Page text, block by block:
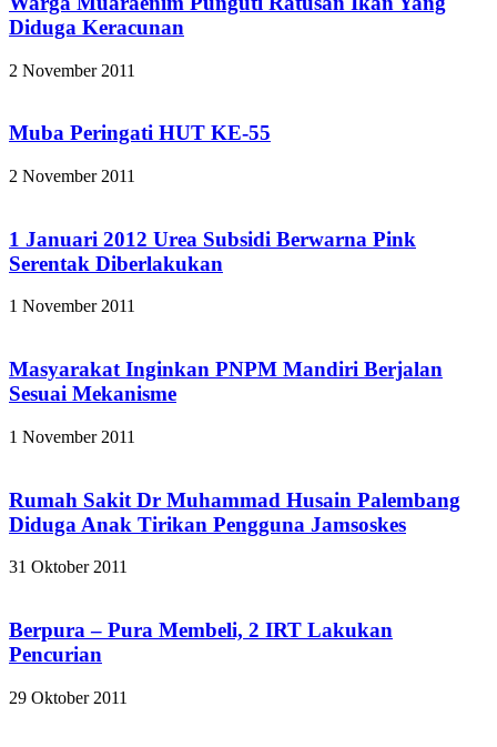
Diduga Keracunan
2 November 2011
Muba Peringati HUT KE-55
2 November 2011
1 Januari 2012 Urea Subsidi Berwarna Pink
Serentak Diberlakukan
1 November 2011
Masyarakat Inginkan PNPM Mandiri Berjalan
Sesuai Mekanisme
1 November 2011
Rumah Sakit Dr Muhammad Husain Palembang
Diduga Anak Tirikan Pengguna Jamsoskes
31 Oktober 2011
Berpura – Pura Membeli, 2 IRT Lakukan
Pencurian
29 Oktober 2011